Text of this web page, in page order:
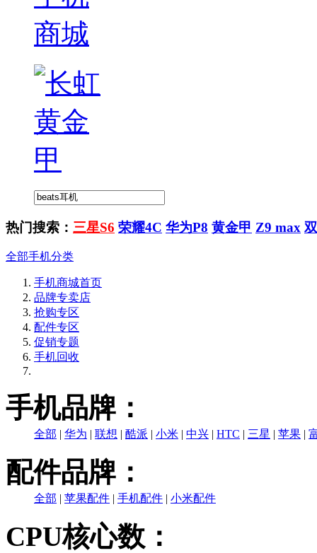
热门搜索： 三星S6 荣耀4C 华为P8 黄金甲 Z9 max
全部手机分类
手机商城首页
品牌专卖店
抢购专区
配件专区
促销专题
手机回收
手机品牌：
全部 | 华为 | 联想 | 酷派 | 小米 | 中兴 | HTC | 三星 | 苹果 |
配件品牌：
全部 | 苹果配件 | 手机配件 | 小米配件
CPU核心数：